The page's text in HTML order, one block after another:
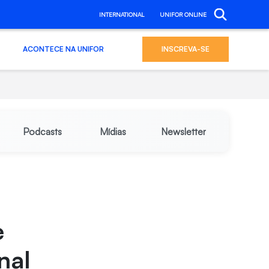
INTERNATIONAL UNIFOR ONLINE
ACONTECE NA UNIFOR INSCREVA-SE
Podcasts Mídias Newsletter